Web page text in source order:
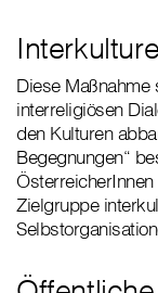
Diese Maßnahme
interreligiösen
den Kulturen
Begegnungen“
Zielgruppe